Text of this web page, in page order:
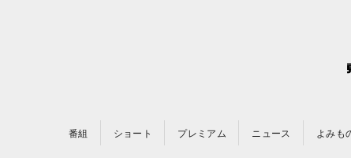
番組 ショート プレミアム ニュース よみも